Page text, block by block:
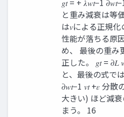
𝑔𝑡 = + 𝜆𝑤𝑡−1
と重み減衰は等
は𝑣による正規
性能が落ちる原
め、 最後の重み
正した。 𝑔𝑡 = 𝜕𝐿
と、最後の式で
𝜕𝑤𝑡−1 𝑣𝑡 +𝜀 分
大きい) ほど減
まう。 16